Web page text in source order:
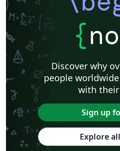
{
Discover why
people
with
Sign up
Explore